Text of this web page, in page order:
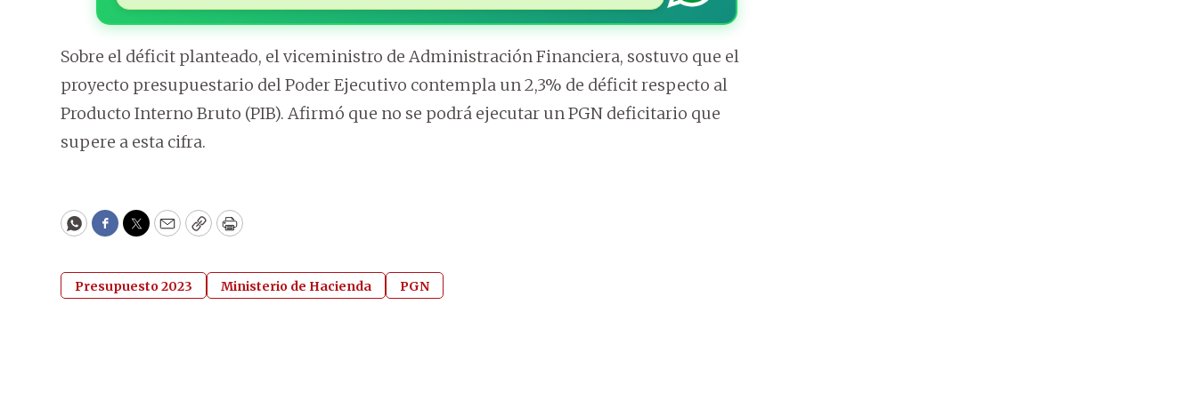
Sobre el déficit planteado, el viceministro de Administración Financiera, sostuvo que el
proyecto presupuestario del Poder Ejecutivo contempla un 2,3% de déficit respecto al
Producto Interno Bruto (PIB). Afirmó que no se podrá ejecutar un PGN deficitario que
supere a esta cifra.
WhatsApp
Facebook
Twitter
EmailCopyPrint
Presupuesto 2023 Ministerio de Hacienda PGN